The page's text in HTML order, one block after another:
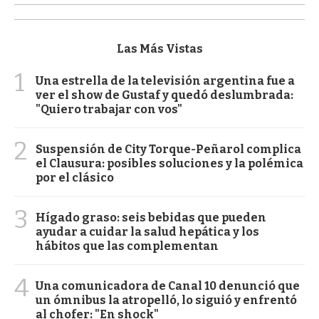
Las Más Vistas
1
Una estrella de la televisión argentina fue a
ver el show de Gustaf y quedó deslumbrada:
"Quiero trabajar con vos"
2
Suspensión de City Torque-Peñarol complica
el Clausura: posibles soluciones y la polémica
por el clásico
3
Hígado graso: seis bebidas que pueden
ayudar a cuidar la salud hepática y los
hábitos que las complementan
4 Una comunicadora de Canal 10 denunció que
un ómnibus la atropelló, lo siguió y enfrentó
al chofer: "En shock"